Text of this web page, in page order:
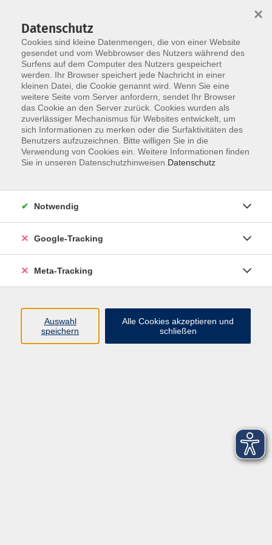
Skip to main content
Der Kurs konnte nicht gefunden werden.
Über uns
Datenschutz
Cookies sind kleine Datenmengen, die von einer Website
gesendet und vom Webbrowser des Nutzers während des
Surfens auf dem Computer des Nutzers gespeichert
werden. Ihr Browser speichert jede Nachricht in einer
kleinen Datei, die Cookie genannt wird. Wenn Sie eine
weitere Seite vom Server anfordern, sendet Ihr Browser
das Cookie an den Server zurück. Cookies wurden als
zuverlässiger Mechanismus für Websites entwickelt, um
sich Informationen zu merken oder die Surfaktivitäten des
Benutzers aufzuzeichnen. Bitte willigen Sie in die
Verwendung von Cookies ein. Weitere Informationen finden
Sie in unseren Datenschutzhinweisen. Datenschutz
×
Notwendig
Google-Tracking
Meta-Tracking
Auswahl
speichern
Alle Cookies akzeptieren und
schließen